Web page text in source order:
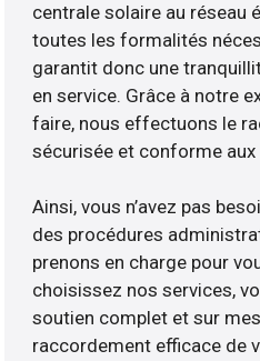
centrale solaire au réseau
toutes les formalités
garantit donc une
en service. Grâce à notre
faire, nous effectuons le
sécurisée et conforme
Ainsi, vous n’avez pas
des procédures
prenons en charge pour
choisissez nos services,
soutien complet et sur
raccordement efficace de